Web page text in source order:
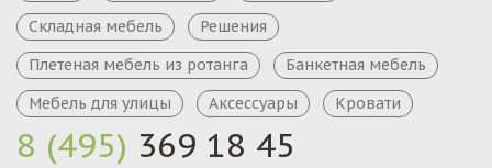
8 (495) 369 18 45
Складная мебель
Решения
Плетеная мебель из ротанга
Банкетная мебель
Мебель для улицы
Аксессуары Кровати